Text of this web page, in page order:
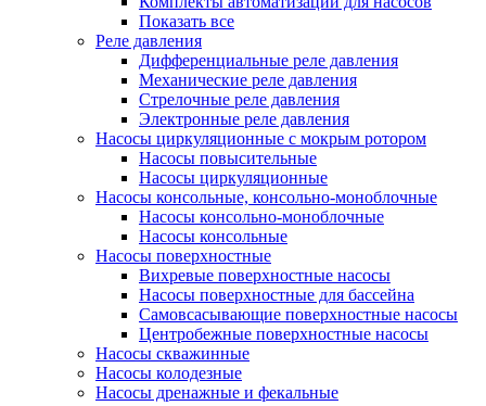
Показать все
Реле давления
Дифференциальные реле давления
Механические реле давления
Стрелочные реле давления
Электронные реле давления
Насосы циркуляционные с мокрым ротором
Насосы повысительные
Насосы циркуляционные
Насосы консольные, консольно-моноблочные
Насосы консольно-моноблочные
Насосы консольные
Насосы поверхностные
Вихревые поверхностные насосы
Насосы поверхностные для бассейна
Самовсасывающие поверхностные насосы
Центробежные поверхностные насосы
Насосы скважинные
Насосы колодезные
Насосы дренажные и фекальные